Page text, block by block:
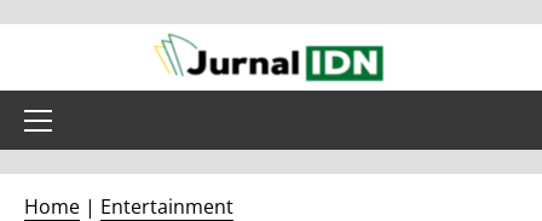
content
Primary
Home | Entertainment